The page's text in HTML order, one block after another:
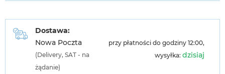
Dostawa:
Nowa Poczta
(Delivery, SAT - na
żądanie)
przy płatności do godziny 12:00,
wysyłka: dzisiaj